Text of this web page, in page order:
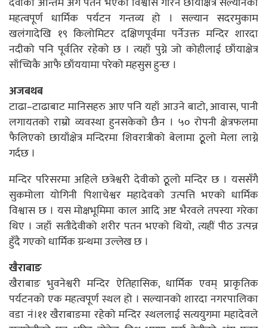
महत्वपूर्ण धार्मिक पर्यटन गन्तव्य हो । सल्यान सदरमुकाम
खलंगादेखि १९ किलोमिटर दक्षिणपूर्वमा पर्नेउक्त मन्दिर शारदा
नदीको पनि पूर्वतिर रहेको छ । त्यहाँ पुग्ने जो कोहीलाई छाँयाक्षेत्र
साँच्चिकै आफै छाँययामा परेको महसुस हुन्छ ।
अजबथब
टाढा–टाढाबाट मानिसहरु आए पनि यहाँ आउने बाटो, आवास, पानी
लगायतको राम्रो व्यवस्था हुनसकेको छैन । ५० रोपनी क्षेत्रफलमा
फैलिएको छायाँक्षेत्र मन्दिरमा शिवरात्रीको बेलामा ठूूलो मेला लाग्ने
गर्दछ ।
मन्दिर परिसरमा अहिले छत्रेश्वरी देवीको ठूूलो मन्दिर छ । यससँगै
सुकमोला योगिनी पिशाचेश्वर महादेवको उत्पत्ति भएको धार्मिक
विश्वास छ । यस मोक्षभूमिमा काल आदि अष्ट भैरवले तपस्या गरेका
थिए । जहाँ सतीदेवीको शरीर पतन भएको थियो, त्यहीं पीठ उत्पन्न
हुँदै गएको धार्मिक ग्रन्थमा उल्लेख छ ।
खैराबाङ
खैराबाङ भुवनेश्वरी मन्दिर ऐतिहासिक, धार्मिक एवम् प्राकृतिक
पर्यटनको एक महत्वपूर्ण स्थल हो । सल्यानको शारदा नगरपालिका
वडा नं।११ खैराबाङमा रहेको मन्दिर स्थललाई सत्ययुगमा महादेवले